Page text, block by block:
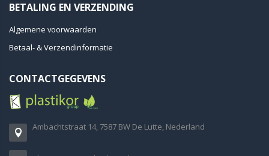
BETALING EN VERZENDING
Algemene voorwaarden
Betaal- & Verzendinformatie
CONTACTGEGEVENS
Ambachtstraat 14, 7587 BW De Lutte, Nederland